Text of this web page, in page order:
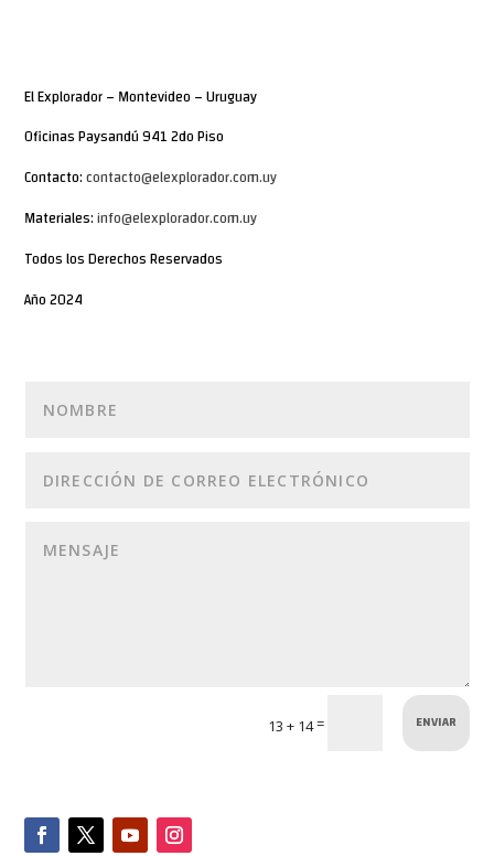
El Explorador – Montevideo – Uruguay
Oficinas Paysandú 941 2do Piso
Contacto:contacto@elexplorador.com.uy
Materiales:info@elexplorador.com.uy
Todos los Derechos Reservados
Año 2024
13 + 14= ENVIAR